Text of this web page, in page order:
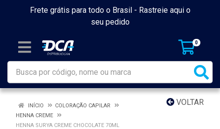
Frete grátis para todo o Brasil - Rastreie aqui o
seu pedido
0
VOLTAR
INÍCIO
COLORAÇÃO CAPILAR
HENNA CREME
HENNA SURYA CREME CHOCOLATE 70ML